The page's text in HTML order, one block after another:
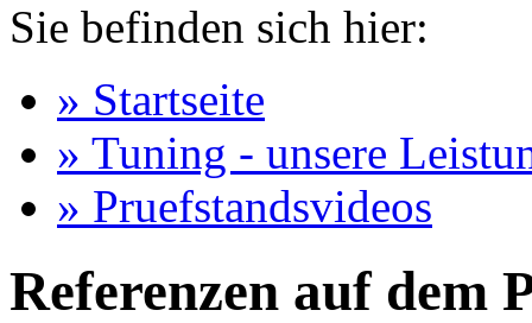
Sie befinden sich hier:
» Startseite
» Tuning - unsere
» Pruefstandsvideos
Referenzen auf dem